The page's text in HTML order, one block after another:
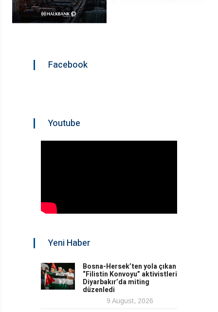
Facebook
Youtube
Yeni Haber
Bosna-Hersek’ten yola çıkan
“Filistin Konvoyu” aktivistleri
Diyarbakır’da miting
düzenledi
9 August, 2026